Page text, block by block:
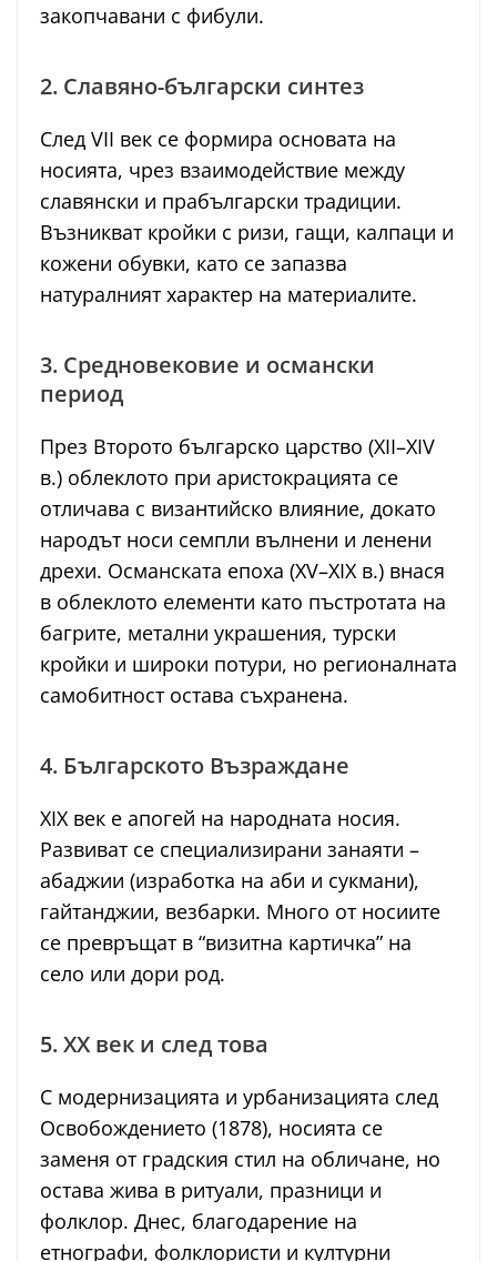
закопчавани с фибули.
2. Славяно-български синтез
След VII век се формира основата на
носията, чрез взаимодействие между
славянски и прабългарски традиции.
Възникват кройки с ризи, гащи, калпаци и
кожени обувки, като се запазва
натуралният характер на материалите.
3. Средновековие и османски
период
През Второто българско царство (XII–XIV
в.) облеклото при аристокрацията се
отличава с византийско влияние, докато
народът носи семпли вълнени и ленени
дрехи. Османската епоха (XV–XIX в.) внася
в облеклото елементи като пъстротата на
багрите, метални украшения, турски
кройки и широки потури, но регионалната
самобитност остава съхранена.
4. Българското Възраждане
XIX век е апогей на народната носия.
Развиват се специализирани занаяти –
абаджии (изработка на аби и сукмани),
гайтанджии, везбарки. Много от носиите
се превръщат в “визитна картичка” на
село или дори род.
5. XX век и след това
С модернизацията и урбанизацията след
Освобождението (1878), носията се
заменя от градския стил на обличане, но
остава жива в ритуали, празници и
фолклор. Днес, благодарение на
етнографи, фолклористи и културни